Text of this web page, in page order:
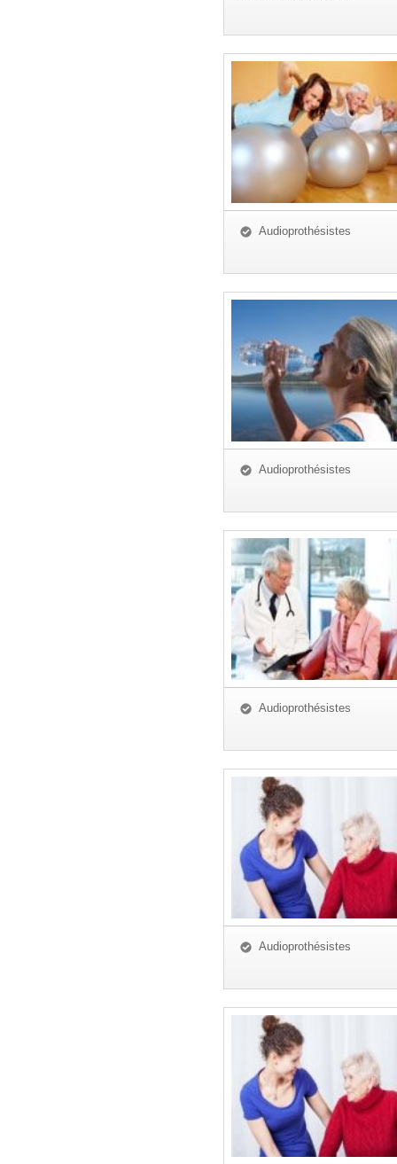
Audioprothésistes
Audioprothésistes
Audioprothésistes
Audioprothésistes